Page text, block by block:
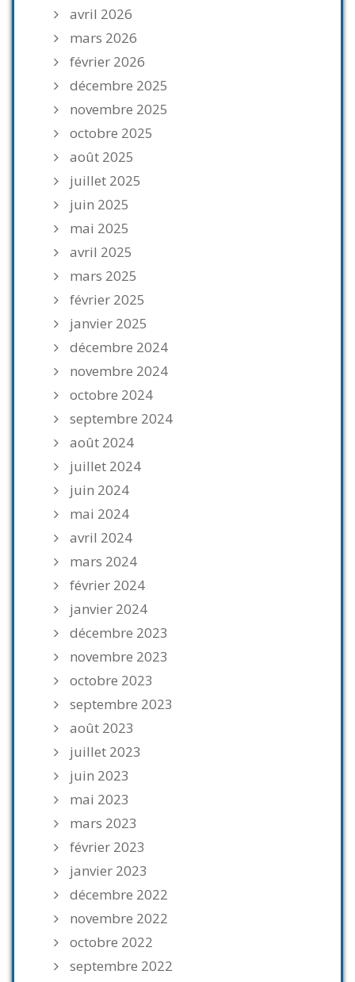
avril 2026
mars 2026
février 2026
décembre 2025
novembre 2025
octobre 2025
août 2025
juillet 2025
juin 2025
mai 2025
avril 2025
mars 2025
février 2025
janvier 2025
décembre 2024
novembre 2024
octobre 2024
septembre 2024
août 2024
juillet 2024
juin 2024
mai 2024
avril 2024
mars 2024
février 2024
janvier 2024
décembre 2023
novembre 2023
octobre 2023
septembre 2023
août 2023
juillet 2023
juin 2023
mai 2023
mars 2023
février 2023
janvier 2023
décembre 2022
novembre 2022
octobre 2022
septembre 2022